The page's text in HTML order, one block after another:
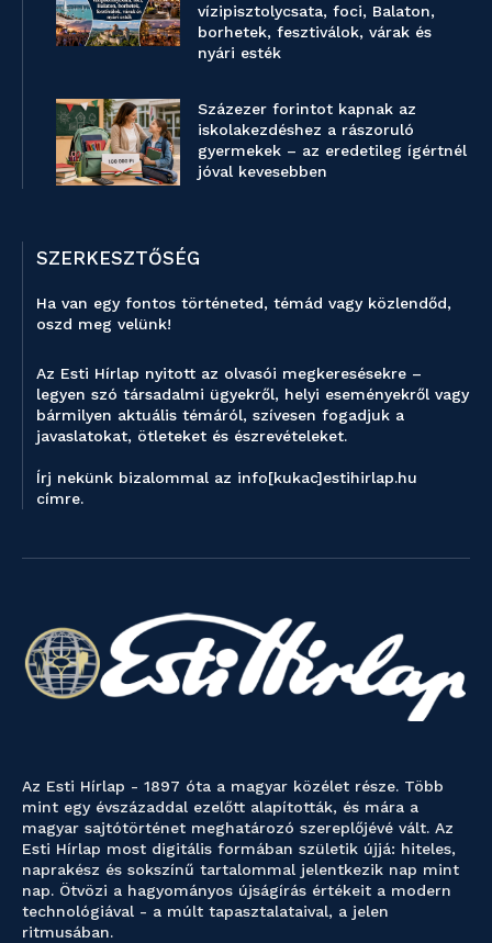
vízipisztolycsata, foci, Balaton,
borhetek, fesztiválok, várak és
nyári esték
Százezer forintot kapnak az
iskolakezdéshez a rászoruló
gyermekek – az eredetileg ígértnél
jóval kevesebben
SZERKESZTŐSÉG
Ha van egy fontos történeted, témád vagy közlendőd,
oszd meg velünk!
Az Esti Hírlap nyitott az olvasói megkeresésekre –
legyen szó társadalmi ügyekről, helyi eseményekről vagy
bármilyen aktuális témáról, szívesen fogadjuk a
javaslatokat, ötleteket és észrevételeket.
Írj nekünk bizalommal az info[kukac]estihirlap.hu
címre.
Az Esti Hírlap - 1897 óta a magyar közélet része. Több
mint egy évszázaddal ezelőtt alapították, és mára a
magyar sajtótörténet meghatározó szereplőjévé vált. Az
Esti Hírlap most digitális formában születik újjá: hiteles,
naprakész és sokszínű tartalommal jelentkezik nap mint
nap. Ötvözi a hagyományos újságírás értékeit a modern
technológiával - a múlt tapasztalataival, a jelen
ritmusában.